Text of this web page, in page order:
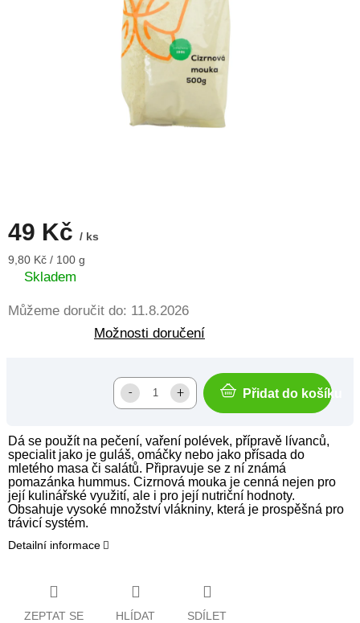
49 Kč / ks
Měrná
cena:
9,80 Kč / 100 g
Skladem
Můžeme doručit do: 11.8.2026
Možnosti doručení
Přidat do košíku
Dá se použít na pečení, vaření polévek, přípravě lívanců,
specialit jako je guláš, omáčky nebo jako přísada do
mletého masa či salátů. Připravuje se z ní známá
pomazánka hummus. Cizrnová mouka je cenná nejen pro
její kulinářské využití, ale i pro její nutriční hodnoty.
Obsahuje vysoké množství vlákniny, která je prospěšná pro
trávicí systém.
Detailní informace
ZEPTAT SE HLÍDAT SDÍLET